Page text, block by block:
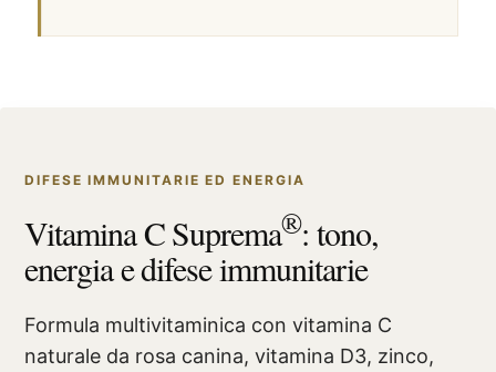
DIFESE IMMUNITARIE ED ENERGIA
Vitamina C Suprema®: tono,
energia e difese immunitarie
Formula multivitaminica con vitamina C
naturale da rosa canina, vitamina D3, zinco,